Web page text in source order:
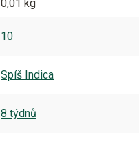
0,01 kg
10
Spíš Indica
8 týdnů